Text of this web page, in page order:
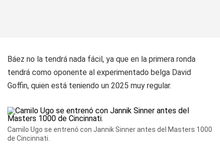
Báez no la tendrá nada fácil, ya que en la primera ronda
tendrá como oponente al experimentado belga David
Goffin, quien está teniendo un 2025 muy regular.
Camilo Ugo se entrenó con Jannik Sinner antes del Masters 1000
de Cincinnati.